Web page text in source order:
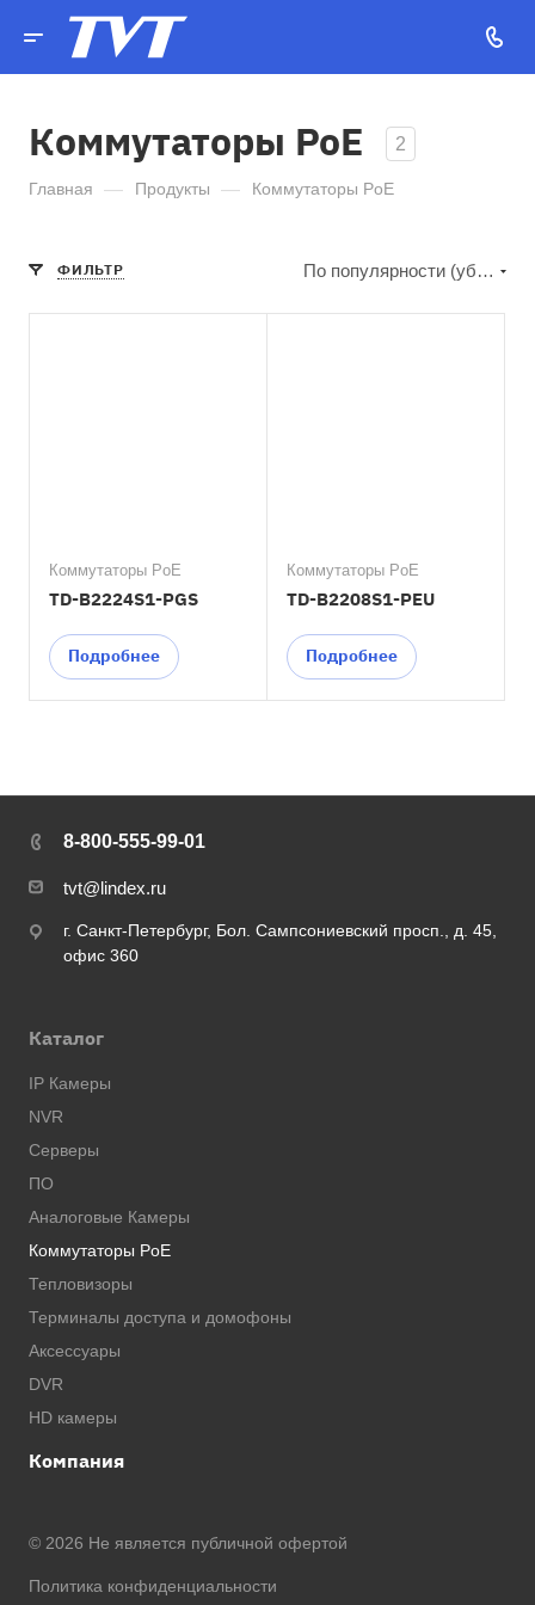
Коммутаторы PoE 2
Главная — Продукты — Коммутаторы PoE
ФИЛЬТР По популярности (убывание)
Коммутаторы PoE
TD-B2224S1-PGS
Подробнее
Коммутаторы PoE
TD-B2208S1-PEU
Подробнее
8-800-555-99-01
tvt@lindex.ru
г. Санкт-Петербург, Бол. Сампсониевский просп., д. 45,
офис 360
Каталог
IP Камеры
NVR
Серверы
ПО
Аналоговые Камеры
Коммутаторы PoE
Тепловизоры
Терминалы доступа и домофоны
Аксессуары
DVR
HD камеры
Компания
© 2026 Не является публичной офертой
Политика конфиденциальности